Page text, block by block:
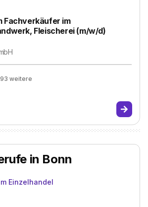
Fachverkäufer im
Fleischerei (m/w/d)
weitere
in Bonn
Einzelhandel